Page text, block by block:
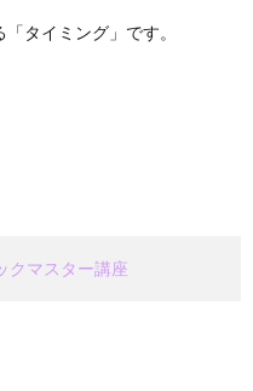
タイミング」です。
クマスター講座